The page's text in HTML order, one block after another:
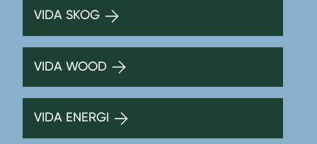
VIDA SKOG
VIDA WOOD
VIDA ENERGI